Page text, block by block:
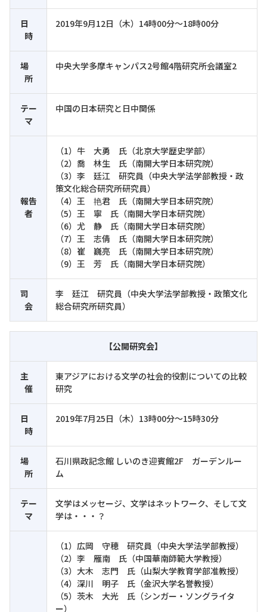
日
時
2019年9月12日（木）14時00分～18時00分
場
所
中央大学多摩キャンパス2号館4階研究所会議室2
テー
マ
中国の日本研究と日中関係
報告
者
（1）牛 大勇 氏（北京大学歴史学部）
（2）喬 林生 氏（南開大学日本研究院）
（3）李 廷江 研究員（中央大学法学部教授・政
策文化総合研究所研究員）
（4）王 艳君 氏（南開大学日本研究院）
（5）王 寧 氏（南開大学日本研究院）
（6）尤 静 氏（南開大学日本研究院）
（7）王 志倩 氏（南開大学日本研究院）
（8）崔 巍亮 氏（南開大学日本研究院）
（9）王 芳 氏（南開大学日本研究院）
司
会
李 廷江 研究員（中央大学法学部教授・政策文化
総合研究所研究員）
【公開研究会】
主
催
東アジアにおける文学の社会的役割についての比較
研究
日
時
2019年7月25日（木）13時00分～15時30分
場
所
石川県政記念館 しいのき迎賓館2F ガーデンルー
ム
テー
マ
文学はメッセージ、文学はネットワーク、そして文
学は・・・？
（1）広岡 守穂 研究員（中央大学法学部教授）
（2）李 雁南 氏（中国華南師範大学教授）
（3）大木 志門 氏（山梨大学教育学部准教授）
（4）深川 明子 氏（金沢大学名誉教授）
（5）茨木 大光 氏（シンガー・ソングライタ
ー）